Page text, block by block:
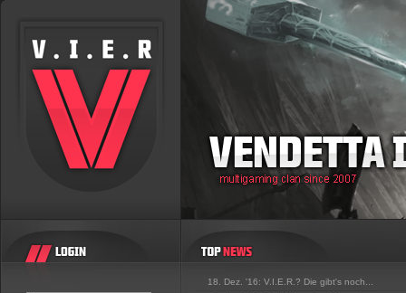
18. Dez. '16: V.I.E.R.? Die gibt's noch...